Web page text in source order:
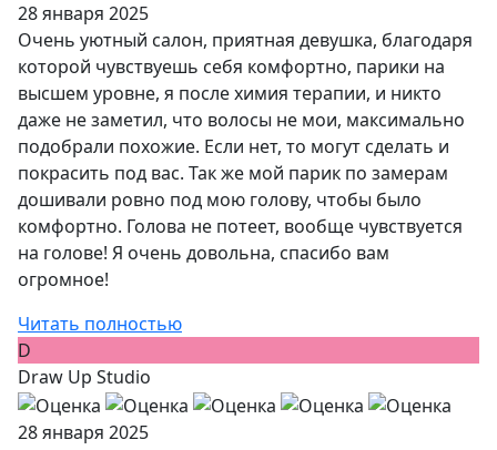
28 января 2025
Очень уютный салон, приятная девушка, благодаря
которой чувствуешь себя комфортно, парики на
высшем уровне, я после химия терапии, и никто
даже не заметил, что волосы не мои, максимально
подобрали похожие. Если нет, то могут сделать и
покрасить под вас. Так же мой парик по замерам
дошивали ровно под мою голову, чтобы было
комфортно. Голова не потеет, вообще чувствуется
на голове! Я очень довольна, спасибо вам
огромное!
Читать полностью
D
Draw Up Studio
28 января 2025